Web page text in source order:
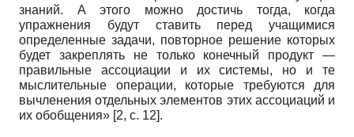
знаний. А этого можно достичь тогда, когда
упражнения будут ставить перед учащимися
определенные задачи, повторное решение которых
будет закреплять не только конечный продукт —
правильные ассоциации и их системы, но и те
мыслительные операции, которые требуются для
вычленения отдельных элементов этих ассоциаций и
их обобщения» [2, с. 12].